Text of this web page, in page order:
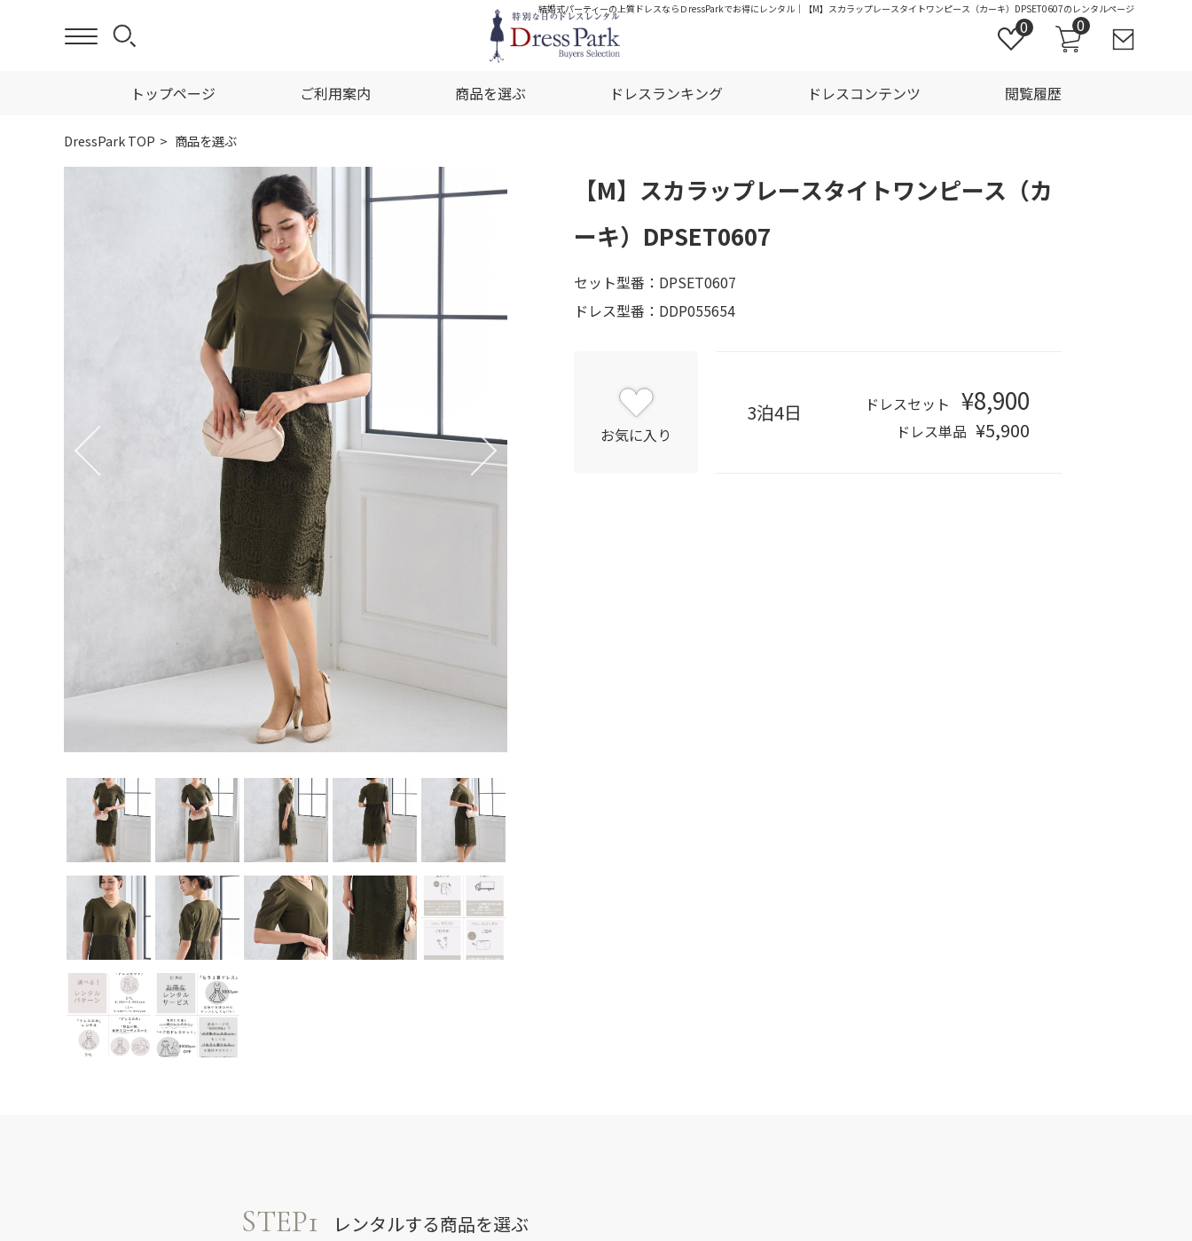
結婚式パーティーの上質ドレスならＤressParkでお得にレンタル｜【M】スカラップレースタイトワンピース（カーキ）DPSET0607のレンタルページ
トップページ ご利用案内 商品を選ぶ ドレスランキング ドレスコンテンツ 閲覧履歴
0 0
DressPark TOP 商品を選ぶ
【M】スカラップレースタイトワンピース（カ
ーキ）DPSET0607
セット型番：DPSET0607
ドレス型番：DDP055654
お気に入り
3泊4日 ドレスセット ¥8,900
ドレス単品 ¥5,900
STEP1 レンタルする商品を選ぶ